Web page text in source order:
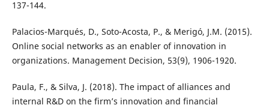
137-144.
Palacios-Marqués, D., Soto-Acosta, P., & Merigó, J.M. (2015).
Online social networks as an enabler of innovation in
organizations. Management Decision, 53(9), 1906-1920.
Paula, F., & Silva, J. (2018). The impact of alliances and
internal R&D on the firm’s innovation and financial